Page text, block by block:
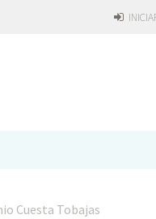
Cuesta Tobajas